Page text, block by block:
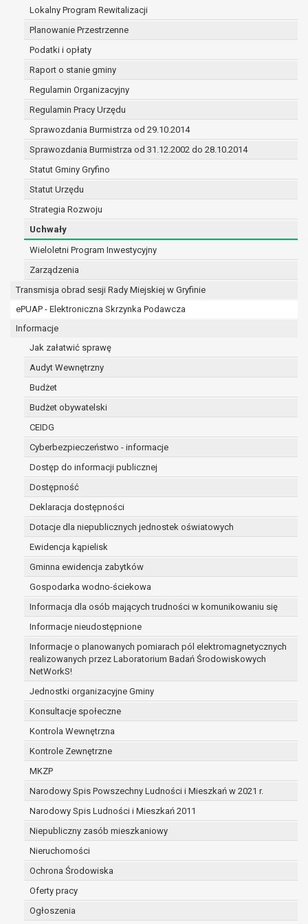
Lokalny Program Rewitalizacji
Planowanie Przestrzenne
Podatki i opłaty
Raport o stanie gminy
Regulamin Organizacyjny
Regulamin Pracy Urzędu
Sprawozdania Burmistrza od 29.10.2014
Sprawozdania Burmistrza od 31.12.2002 do 28.10.2014
Statut Gminy Gryfino
Statut Urzędu
Strategia Rozwoju
Uchwały
Wieloletni Program Inwestycyjny
Zarządzenia
Transmisja obrad sesji Rady Miejskiej w Gryfinie
ePUAP - Elektroniczna Skrzynka Podawcza
Informacje
Jak załatwić sprawę
Audyt Wewnętrzny
Budżet
Budżet obywatelski
CEIDG
Cyberbezpieczeństwo - informacje
Dostęp do informacji publicznej
Dostępność
Deklaracja dostępności
Dotacje dla niepublicznych jednostek oświatowych
Ewidencja kąpielisk
Gminna ewidencja zabytków
Gospodarka wodno-ściekowa
Informacja dla osób mających trudności w komunikowaniu się
Informacje nieudostępnione
Informacje o planowanych pomiarach pól elektromagnetycznych
realizowanych przez Laboratorium Badań Środowiskowych
NetWorkS!
Jednostki organizacyjne Gminy
Konsultacje społeczne
Kontrola Wewnętrzna
Kontrole Zewnętrzne
MKZP
Narodowy Spis Powszechny Ludności i Mieszkań w 2021 r.
Narodowy Spis Ludności i Mieszkań 2011
Niepubliczny zasób mieszkaniowy
Nieruchomości
Ochrona Środowiska
Oferty pracy
Ogłoszenia
(merytorycznych), a także obowiązków i
zadań zleconych przez instytucje
nadrzędne wobec Gminy;
zawarcia i realizacji umów;
ochrony żywotnych interesów osoby, której
wykonania zadania realizowanego w
interesie publicznym lub w ramach
sprawowania władzy publicznej
powierzonej administratorowi;
w pozostałych przypadkach dane osobowe
przetwarzane są wyłącznie na podstawie
wcześniej udzielonej zgody w zakresie i celu
określonym w treści zgody.
W związku z przetwarzaniem danych w celu
wskazanym w pkt. 3, dane osobowe mogą być
udostępniane innym upoważnionym odbiorcom lub
kategoriom odbiorców danych osobowych.
Odbiorcami mogą być:
podmioty, które przetwarzają dane
osobowe w imieniu administratora na
osobowych;
podmioty upoważnione do odbioru danych
przepisów prawa.
Pani/Pana dane osobowe będą przetwarzane
przez okres niezbędny do realizacji celu dla jakiego
zostały zebrane oraz zgodnie z terminami
archiwizacji określonymi przez przepisy prawa
powszechnie obowiązującego.
W przypadku, gdy dane osobowe przetwarzane są
na podstawie zgody osoby, której dane dotyczą
przetwarzanie odbywa się do czasu wycofania tej
zgody.
W przypadku, gdy dane osobowe przetwarzane są
w celu zawarcia i realizacji umowy przetwarzanie
odbywa się przez okres niezbędny do realizacji
zawartej umowy, a po tym czasie w zakresie
wymaganym przez przepisy prawa lub dla
zabezpieczenia ewentualnych roszczeń, a w
przypadku wyrażenia zgody na przetwarzanie
danych po zakończeniu i rozliczeniu umowy, do
czasu wycofania tej zgody.
Ponadto w przypadku umów o dofinansowanie
dane osobowe od momentu pozyskania
przechowywane są przez okres wynikający z
umowy o dofinansowanie zawartej między
beneficjentem a określoną instytucją, trwałości
danego projektu i konieczności zachowania
dokumentacji projektu do celów kontrolnych.
W związku z przetwarzaniem przez
administratora danych osobowych przysługuje
Pani/Panu:
prawo dostępu do treści danych oraz
otrzymywania ich kopii na podstawie art. 15
RODO;
podstawie art. 16 RODO,